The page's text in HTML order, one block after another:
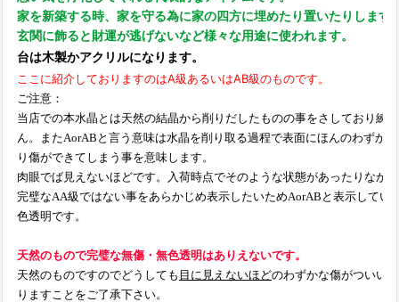
家を新築する時、家を守る為に家の四方に埋めたり置いたりします
玄関に飾ると財運が逃げないなど様々な用途に使われます。
台は木製かアクリルになります。
ここに紹介しておりますのはA級あるいはAB級のものです。
ご注意：
当店での本水晶とは天然の結晶から削りだしたものの事をさしており練
ん。
またAorABと言う意味は水晶を削り取る過程で表面にほんのわずか
り傷ができてしまう事を意味します。
肉眼でば見えないほどです。
入荷時点でそのような状態があったりなか
完璧なAA級ではない事をあらかじめ表示したいためAorABと表示してい
色透明です。
天然のもので完璧な無傷・無色透明はありえないです。
天然のものですのでどうしても目に見えないほどのわずかな傷がついい
りますことをご了承下さい。